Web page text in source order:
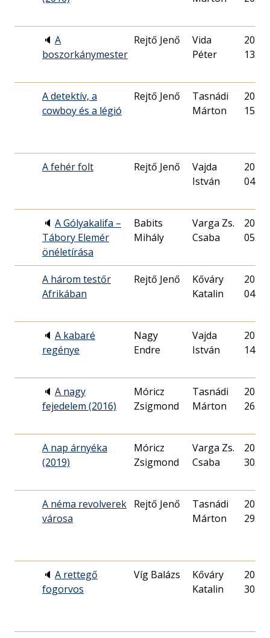
🔈 A
boszorkánymester
Rejtő Jenő
Vida
Péter
2022.
13.
A detektív, a
cowboy és a légió
Rejtő Jenő
Tasnádi
Márton
2014.
15.
A fehér folt Rejtő Jenő
Vajda
István
2019.
04.
🔈 A Gólyakalifa –
Tábory Elemér
önéletírása
Babits
Mihály
Varga Zs.
Csaba
2020.
05.
A három testőr
Afrikában
Rejtő Jenő
Kőváry
Katalin
2016.
04.
🔈 A kabaré
regénye
Nagy
Endre
Vajda
István
2018.
14.
🔈 A nagy
fejedelem (2016)
Móricz
Zsigmond
Tasnádi
Márton
2016.
26.
A nap árnyéka
(2019)
Móricz
Zsigmond
Varga Zs.
Csaba
2019.
30.
A néma revolverek
városa
Rejtő Jenő
Tasnádi
Márton
2014.
29.
🔈 A rettegő
fogorvos
Víg Balázs
Kőváry
Katalin
2013.
30.